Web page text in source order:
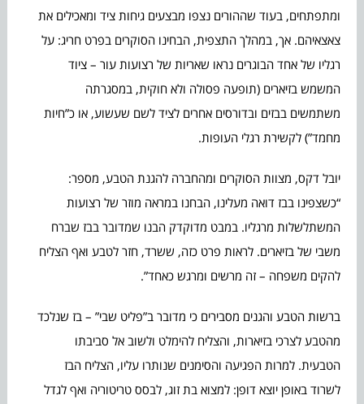
ומתפתחים, בעוד שההורים נצפו מבצעים גיחות ציד ומאכילים את
צאצאיהם. אך, במהלך התצפית, הבחינו הסוקרים בפרט חריג: על
רגליו של אחד הבוגרים נראו שאריות של רצועות עור – ציוד
המשמש בזיארים (תופעה פסולה ולא חוקית, במסגרתה
משתמשים בבזים ובדורסים אחרים לציד לשם שעשוע, או כ”חיות
מחמד”) לקשירת רגלי העופות.
יובל דקס, מצוות הסוקרים ומהחברה להגנת הטבע, מספר:
“כשצפינו בבז דואה מעלינו, הבחנו במראה מוזר של רצועות
המשתלשלות מרגליו. במבט מדוקדק הבנו שמדובר בבז שברח
משבי של בזיארים. לראות פרט כזה, ששרד, חזר לטבע ואף הצליח
להקים משפחה – זה מרשים ומרגש כאחד”.
ברשות הטבע והגנים מסבירים כי מדובר ב”פליט שבי” – בז שנלכד
מהטבע לצרכי בזיארות, והצליח להימלט ולשוב אל סביבתו
הטבעית. למרות הפגיעה והסימנים שנותרו עליו, הצליח הבז
לשרוד באופן יוצא דופן: למצוא בת זוג, לבסס טריטוריה ואף לגדל